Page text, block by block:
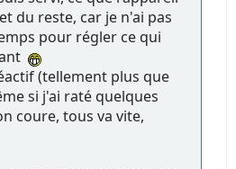
du reste, car je n'ai pas
pour régler ce qui
(tellement plus que
si j'ai raté quelques
coure, tous va vite,